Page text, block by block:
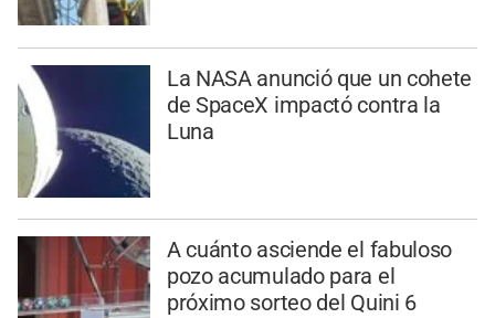
La NASA anunció que un cohete
de SpaceX impactó contra la
Luna
A cuánto asciende el fabuloso
pozo acumulado para el
próximo sorteo del Quini 6